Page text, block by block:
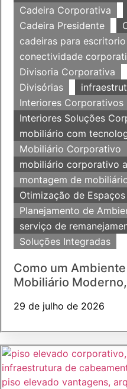
Cadeira Corporativa
Cadeira Presidente
cadeiras para escritorio
conectividade
Divisoria Corporativa
Divisórias
Interiores Corporativos
Interiores Soluções
mobiliário com
Mobiliário Corporativo
mobiliário corporativo
montagem de
Otimização de Espaços
Planejamento de
serviço de
Soluções Integradas
Como um
Mobiliário
29 de julho de 2026